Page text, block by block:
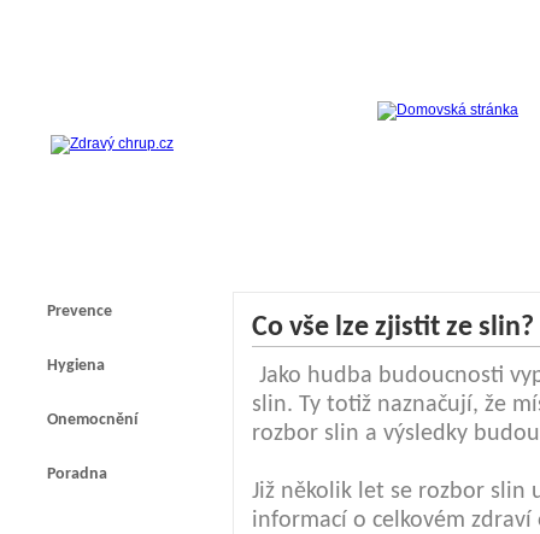
Prevence
Hygiena
Onemocnění
Poradna
Co vše lze zjistit ze slin?
Jako hudba budoucnosti
slin. Ty totiž naznačují, že
rozbor slin a výsledky
Již několik let se rozbor slin
informací o celkovém